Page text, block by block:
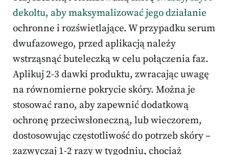
dekoltu, aby maksymalizować jego działanie
ochronne i rozświetlające. W przypadku serum
dwufazowego, przed aplikacją należy
wstrząsnąć buteleczką w celu połączenia faz.
Aplikuj 2-3 dawki produktu, zwracając uwagę
na równomierne pokrycie skóry. Można je
stosować rano, aby zapewnić dodatkową
ochronę przeciwsłoneczną, lub wieczorem,
dostosowując częstotliwość do potrzeb skóry –
zazwyczaj 1-2 razy w tygodniu, chociaż